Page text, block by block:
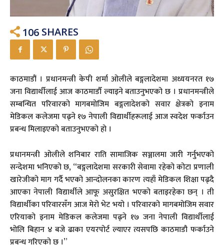
106 SHARES
काठमाडौं । प्रधानमन्त्री केपी शर्मा ओलीले बङ्गलादेशमा अध्ययनरत १७
जना विद्यार्थीलाई आज काठमाडौँ ल्याइने बताउनुभएको छ । प्रधानमन्त्रीले
सम्बन्धित परिवारको मागबमोजिम बङ्गलादेशको सवार क्षेत्रको इनाम
मेडिकल कलेजमा पढ्ने १७ नेपाली विद्यार्थीहरूलाई आज स्वदेश फर्काउन
प्रबन्ध मिलाइएको बताउनुभएको हो ।
प्रधानमन्त्री ओलीले शनिबार राति सामाजिक सञ्जालमा जारी गर्नुभएको
सन्देशमा भनिएको छ, “बङ्गलादेशमा सरकारी सेवामा रहेको कोटा प्रणाली
खारेजीको माग गर्दै भएको आन्दोलनका कारण त्यहाँ मेडिकल शिक्षा पढ्दै
आएका नेपाली विद्यार्थीले आफू असुरक्षित भएको बताइरहेका छन् । ती
विद्यार्थीका परिवारसँग आज मेरो भेट भयो । परिवारको मागबमोजिम सवार
एरियाको इनाम मेडिकल कलेजमा पढ्ने १७ जना नेपाली विद्यार्थीलाई
भोलि बिहान ४ बजे ढाका एयरपोर्ट ल्याएर त्यसपछि काठमाडौ फर्काउने
प्रबन्ध गरिएको छ ।”